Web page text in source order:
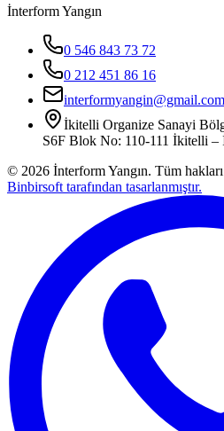
İnterform Yangın
0 546 843 73 72
0 212 451 86 16
interformyangin@gmail.com
İkitelli Organize Sanayi
S6F Blok No: 110-111 İkitelli –
© 2026 İnterform Yangın. Tüm hakları
Binbirsoft tarafından tasarlanmıştır.